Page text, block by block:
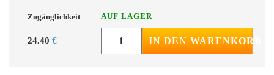
Zugänglichkeit AUF LAGER
24.40 € IN DEN WARENKORB